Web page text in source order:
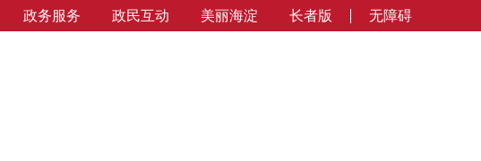
政务服务 政民互动 美丽海淀 长者版 无障碍